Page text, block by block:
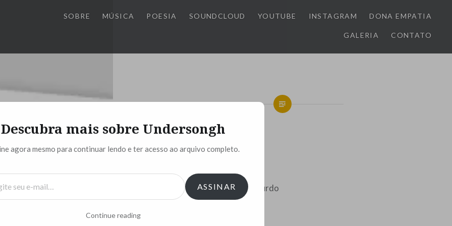
SOBRE MÚSICA POESIA SOUNDCLOUD YOUTUBE INSTAGRAM DONA EMPATIA
GALERIA CONTATO
Desapego
Arrotava verde perfeito
Mas sangrava amarelo absurdo
Com face azul falsidade
Descubra mais sobre Undersongh
agora mesmo para continuar lendo e ter acesso ao arquivo completo.
ASSINAR
Continue reading